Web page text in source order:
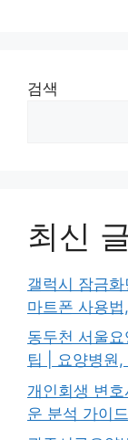
검색
최신
갤럭시 잠금
마트폰 사용
동두천 서울
팁 | 요양병원,
개인회생 변
운 분석 가이